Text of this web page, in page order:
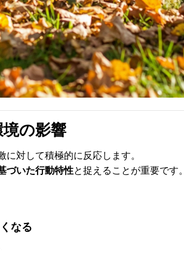
の影響
対して積極的に反応します。
づいた行動特性と捉えることが重要です。
なる